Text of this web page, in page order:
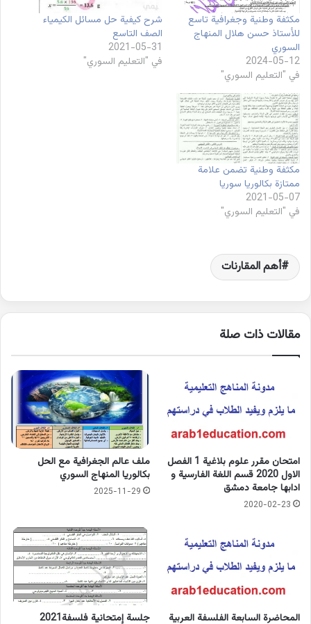
مكثفة وطنية وجغرافية تاسع
للأستاذ حسن هلال المنهاج
السوري
2024-05-12
في "التعليم السوري"
شرح كيفية حل مسائل الكيمياء
الصف التاسع
2021-05-31
في "التعليم السوري"
مكثفة وطنية تضمن علامة
ممتازة بكالوريا سوريا
2021-05-07
في "التعليم السوري"
أهم المقارنات
مقالات ذات صلة
امتحان مقرر علوم بلاغية 1 الفصل
الاول 2020 قسم اللغة الفارسية و
ادابها جامعة دمشق
2020-02-23
ملف عالم الجغرافية مع الحل
بكالوريا المنهاج السوري
2025-11-29
المحاضرة السابعة الفلسفة العربية
جلسة إمتحانية فلسفة2021